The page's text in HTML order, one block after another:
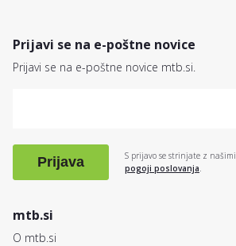
mtb.si
O mtb.si
Prijavi se na e-poštne novice
Prijavi se na e-poštne novice mtb.si.
Prijava S prijavo se strinjate z našimi
pogoji poslovanja.